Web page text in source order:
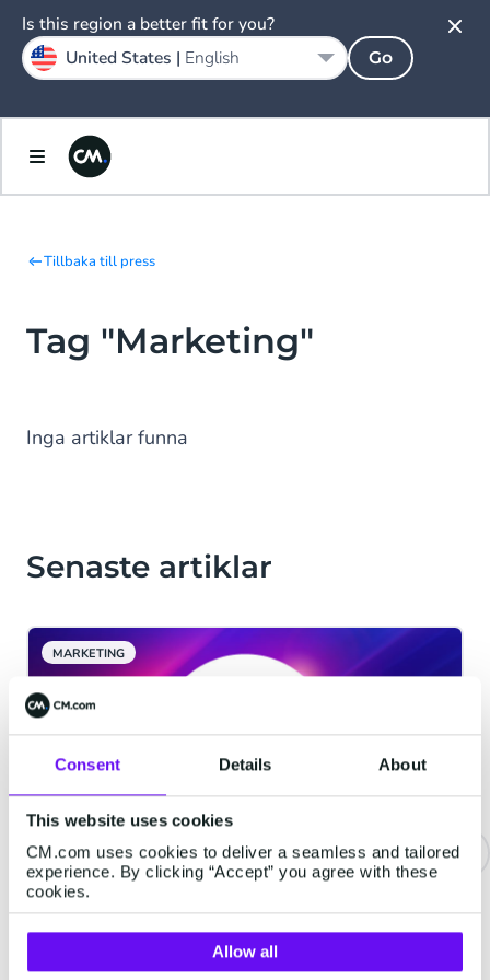
Consent Details About
This website uses cookies
CM.com uses cookies to deliver a seamless and tailored
experience. By clicking “Accept” you agree with these
cookies.
Allow all
Tillbaka till press
Tag "Marketing"
Inga artiklar funna
Senaste artiklar
MARKETING
CM.com lanserar Agentic AI-
Breda, 6 februari 2025 - CM.com
Is this region a better fit for you?
United States | English Go